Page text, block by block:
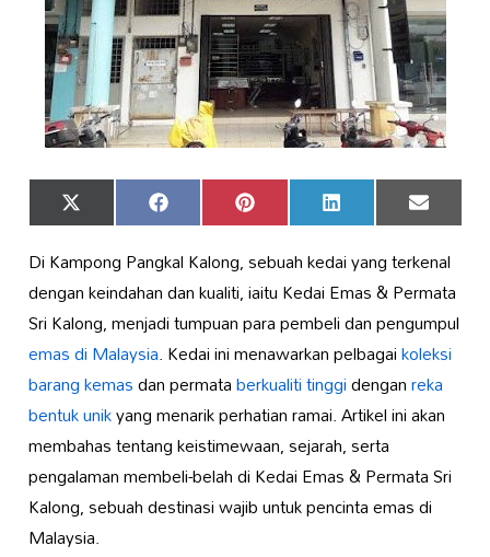
Share
on
X
(Twitter)
Share
on
Facebook Share
on
Pinterest Share
on
LinkedIn Share
on
Email
Di Kampong Pangkal Kalong, sebuah kedai yang terkenal
dengan keindahan dan kualiti, iaitu Kedai Emas & Permata
Sri Kalong, menjadi tumpuan para pembeli dan pengumpul
emas di Malaysia. Kedai ini menawarkan pelbagaikoleksi
barang kemasdan permataberkualiti tinggidenganreka
bentuk unikyang menarik perhatian ramai. Artikel ini akan
membahas tentang keistimewaan, sejarah, serta
pengalaman membeli-belah di Kedai Emas & Permata Sri
Kalong, sebuah destinasi wajib untuk pencinta emas di
Malaysia.